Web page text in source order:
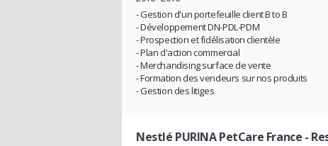
- Gestion d'un portefeuille client B to B
- Développement DN-PDL-PDM
- Prospection et fidélisation clientèle
- Plan d'action commercial
- Merchandising surface de vente
- Formation des vendeurs sur nos produits
- Gestion des litiges
Nestlé PURINA PetCare France -